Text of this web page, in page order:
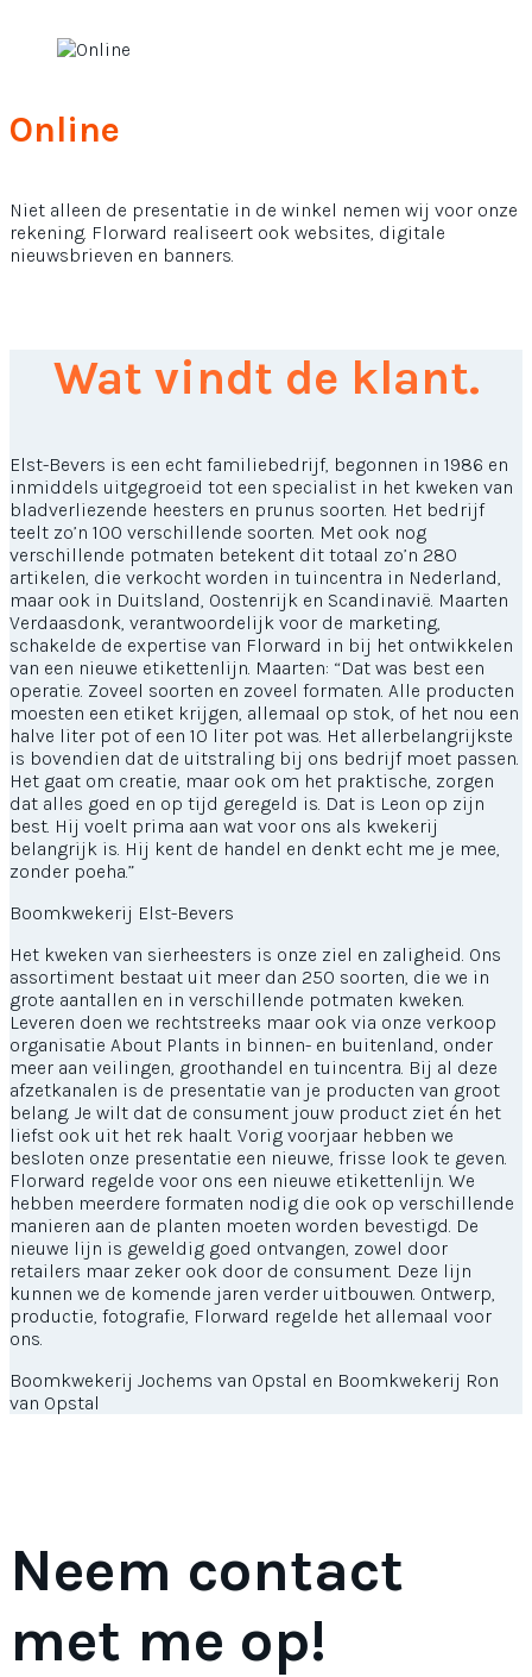
Online
Niet alleen de presentatie in de winkel nemen wij voor onze
rekening. Florward realiseert ook websites, digitale
nieuwsbrieven en banners.
Wat vindt de klant.
Elst-Bevers is een echt familiebedrijf, begonnen in 1986 en
inmiddels uitgegroeid tot een specialist in het kweken van
bladverliezende heesters en prunus soorten. Het bedrijf
teelt zo’n 100 verschillende soorten. Met ook nog
verschillende potmaten betekent dit totaal zo’n 280
artikelen, die verkocht worden in tuincentra in Nederland,
maar ook in Duitsland, Oostenrijk en Scandinavië. Maarten
Verdaasdonk, verantwoordelijk voor de marketing,
schakelde de expertise van Florward in bij het ontwikkelen
van een nieuwe etikettenlijn. Maarten: “Dat was best een
operatie. Zoveel soorten en zoveel formaten. Alle producten
moesten een etiket krijgen, allemaal op stok, of het nou een
halve liter pot of een 10 liter pot was. Het allerbelangrijkste
is bovendien dat de uitstraling bij ons bedrijf moet passen.
Het gaat om creatie, maar ook om het praktische, zorgen
dat alles goed en op tijd geregeld is. Dat is Leon op zijn
best. Hij voelt prima aan wat voor ons als kwekerij
belangrijk is. Hij kent de handel en denkt echt me je mee,
zonder poeha.”
Boomkwekerij Elst-Bevers
Het kweken van sierheesters is onze ziel en zaligheid. Ons
assortiment bestaat uit meer dan 250 soorten, die we in
grote aantallen en in verschillende potmaten kweken.
Leveren doen we rechtstreeks maar ook via onze verkoop
organisatie About Plants in binnen- en buitenland, onder
meer aan veilingen, groothandel en tuincentra. Bij al deze
afzetkanalen is de presentatie van je producten van groot
belang. Je wilt dat de consument jouw product ziet én het
liefst ook uit het rek haalt. Vorig voorjaar hebben we
besloten onze presentatie een nieuwe, frisse look te geven.
Florward regelde voor ons een nieuwe etikettenlijn. We
hebben meerdere formaten nodig die ook op verschillende
manieren aan de planten moeten worden bevestigd. De
nieuwe lijn is geweldig goed ontvangen, zowel door
retailers maar zeker ook door de consument. Deze lijn
kunnen we de komende jaren verder uitbouwen. Ontwerp,
productie, fotografie, Florward regelde het allemaal voor
ons.
Boomkwekerij Jochems van Opstal en Boomkwekerij Ron
van Opstal
Neem contact
met me op!